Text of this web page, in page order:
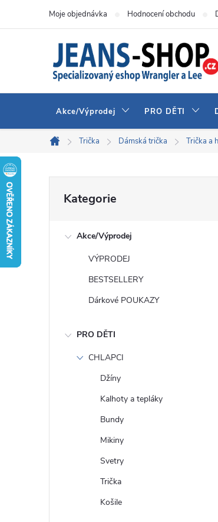
Moje objednávka Hodnocení obchodu
Akce/Výprodej PRO DĚTI
Domů
Trička Dámská trička Trička a
kategorie
Kategorie
Akce/Výprodej
VÝPRODEJ
BESTSELLERY
Dárkové POUKAZY
PRO DĚTI
CHLAPCI
Džíny
Kalhoty a tepláky
Bundy
Mikiny
Svetry
Trička
Košile